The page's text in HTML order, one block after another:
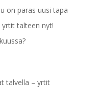
on paras uusi tapa
talteen nyt!
talvella – yrtit